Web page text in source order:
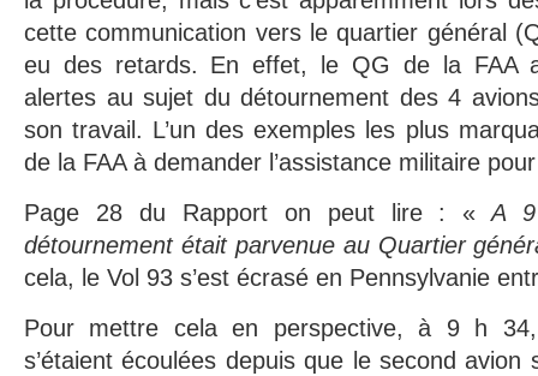
cette communication vers le quartier général
eu des retards. En effet, le QG de la FAA a
alertes au sujet du détournement des 4
son travail. L’un des exemples les plus
de la FAA à demander l’assistance militaire
Page 28 du Rapport on peut lire : « A 9
détournement était parvenue au Quartier
cela, le Vol 93 s’est écrasé en Pennsylvanie
Pour mettre cela en perspective, à 9 h
s’étaient écoulées depuis que le second avion